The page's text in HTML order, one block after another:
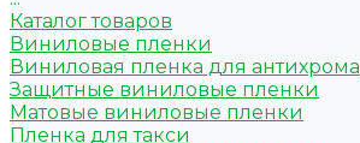
Каталог товаров
Виниловые пленки
Виниловая пленка для антихрома
Защитные виниловые пленки
Матовые виниловые пленки
Пленка для такси